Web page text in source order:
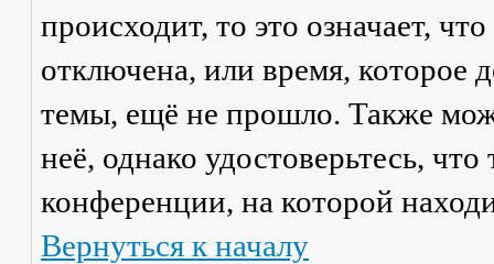
происходит, то это означает,
отключена, или время, которое
темы, ещё не прошло. Также
неё, однако удостоверьтесь,
конференции, на которой
Вернуться к началу